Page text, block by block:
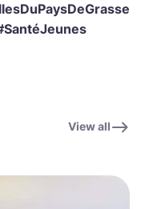
View all